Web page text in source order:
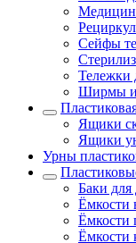
Сейфы
Тележки
Ширмы и
Ящики
Ящики
Урны
Баки для
Ёмкости
Ёмкости
Ёмкости